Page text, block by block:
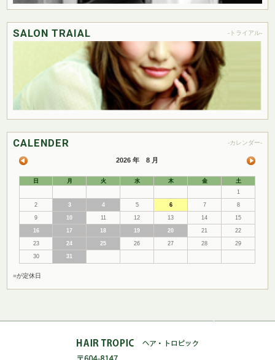
SALON TRAIAL -トライアル-
CALENDER -カレンダー-
2026 年 8 月
日 月 火 水 木 金
土
1
2 3 4 5 6 7 8
9 10 11 12 13 14 15
16 17 18 19 20 21 22
23 24 25 26 27 28 29
30 31
■が定休日